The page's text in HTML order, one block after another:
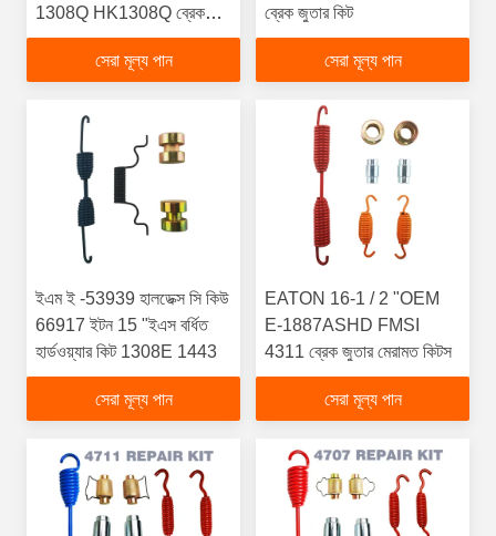
1308Q HK1308Q ব্রেক
মেরামতের হার্ডওয়্যার
সেরা মূল্য পান
ব্রেক জুতার কিট
সেরা মূল্য পান
ইএম ই -53939 হালডেক্স সি কিউ
66917 ইটন 15 "ইএস বর্ধিত
হার্ডওয়্যার কিট 1308E 1443
সেরা মূল্য পান
EATON 16-1 / 2 "OEM
E-1887ASHD FMSI
4311 ব্রেক জুতার মেরামত কিটস
সেরা মূল্য পান